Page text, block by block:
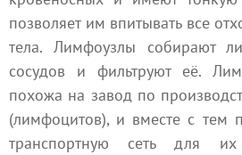
позволяет им впитывать все
тела. Лимфоузлы собирают
сосудов и фильтруют её.
похожа на завод по
(лимфоцитов), и вместе с тем
транспортную сеть для